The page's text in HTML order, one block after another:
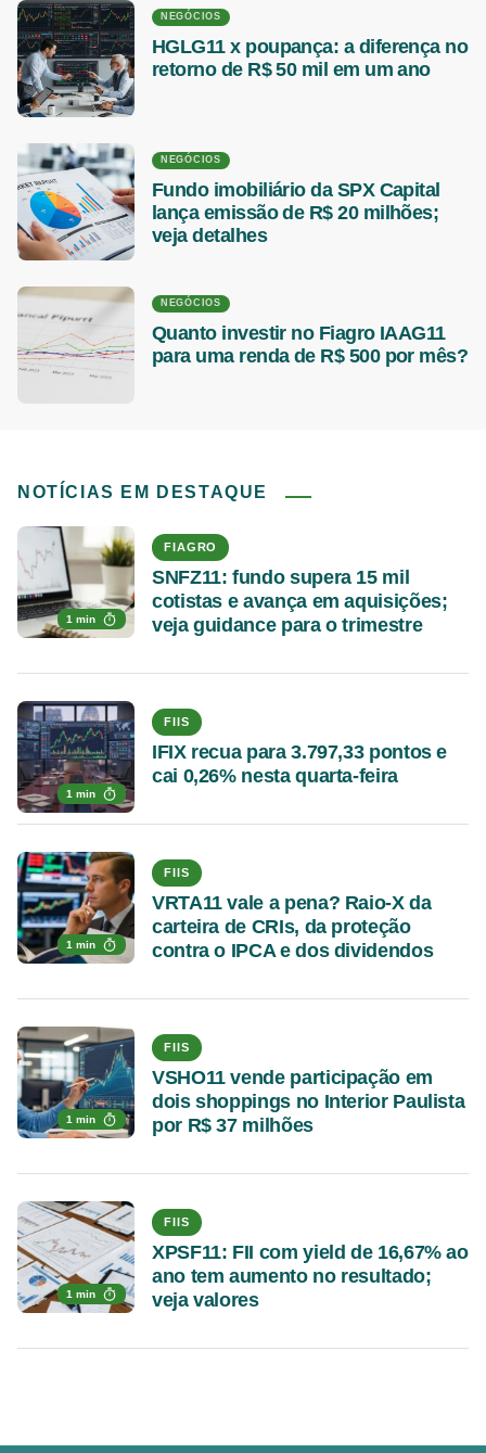
NEGÓCIOS
HGLG11 x poupança: a diferença no
retorno de R$ 50 mil em um ano
NEGÓCIOS
Fundo imobiliário da SPX Capital
lança emissão de R$ 20 milhões;
veja detalhes
NEGÓCIOS
Quanto investir no Fiagro IAAG11
para uma renda de R$ 500 por mês?
NOTÍCIAS EM DESTAQUE
1 min
FIAGRO
SNFZ11: fundo supera 15 mil
cotistas e avança em aquisições;
veja guidance para o trimestre
1 min
FIIS
IFIX recua para 3.797,33 pontos e
cai 0,26% nesta quarta-feira
1 min
FIIS
VRTA11 vale a pena? Raio-X da
carteira de CRIs, da proteção
contra o IPCA e dos dividendos
1 min
FIIS
VSHO11 vende participação em
dois shoppings no Interior Paulista
por R$ 37 milhões
1 min
FIIS
XPSF11: FII com yield de 16,67% ao
ano tem aumento no resultado;
veja valores